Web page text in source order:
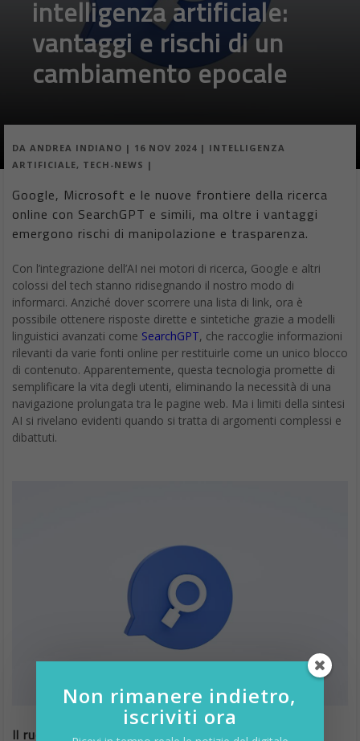
intelligenza artificiale:
vantaggi e rischi di un
cambiamento epocale
DA ANDREA INDIANO | 16 NOV 2024 | INTELLIGENZA
ARTIFICIALE, TECH-NEWS |
Google, Microsoft e le nuove frontiere della ricerca
online con SearchGPT e simili, ma oltre i vantaggi
emergono rischi di manipolazione e trasparenza.
Con l’integrazione dell’AI nei motori di ricerca, Google e altri
colossi del tech stanno ridisegnando il nostro modo di
informarci. Anziché dover scorrere una lista di link, ora è
possibile ottenere risposte dirette e sintetiche grazie a modelli
linguistici avanzati come SearchGPT, che raccoglie informazioni
rilevanti da varie fonti online per restituirle come un unico blocco
di contenuto. Apparentemente, questa tecnologia promette di
semplificare la vita degli utenti, eliminando la necessità di una
navigazione prolungata tra le pagine web. Ma i limiti della sintesi
AI si rivelano evidenti quando si tratta di argomenti complessi e
dibattuti.
Il ruolo di SearchGPT e le sue promesse
Non rimanere indietro,
iscriviti ora